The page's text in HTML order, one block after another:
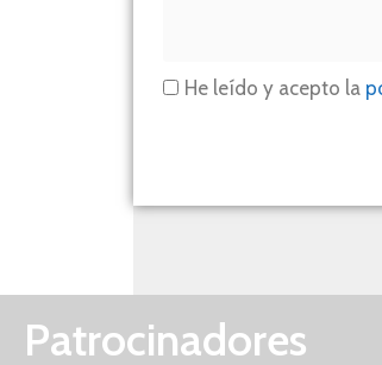
He leído y acepto la
Patrocinadores